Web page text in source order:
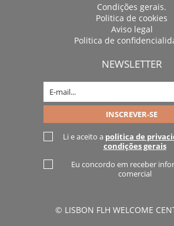
Condições gerais.
Politica de cookies
Aviso legal
Politica de
NEWSLETTER
Li e aceito a politica de
condições gerais
Eu concordo em receber
comercial
© LISBON FLH WELCOME